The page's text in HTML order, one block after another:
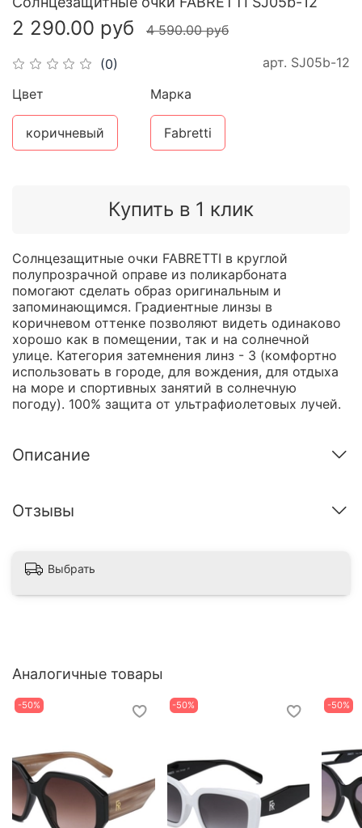
(0) арт. SJ05b-12
2 290.00 руб 4 590.00 руб
Купить в 1 клик
Цвет
коричневый
Марка
Fabretti
Солнцезащитные очки FABRETTI в круглой
полупрозрачной оправе из поликарбоната
помогают сделать образ оригинальным и
запоминающимся. Градиентные линзы в
коричневом оттенке позволяют видеть одинаково
хорошо как в помещении, так и на солнечной
улице. Категория затемнения линз - 3 (комфортно
использовать в городе, для вождения, для отдыха
на море и спортивных занятий в солнечную
погоду). 100% защита от ультрафиолетовых лучей.
Описание
Отзывы
Выбрать
Аналогичные товары
-50% -50% -50%